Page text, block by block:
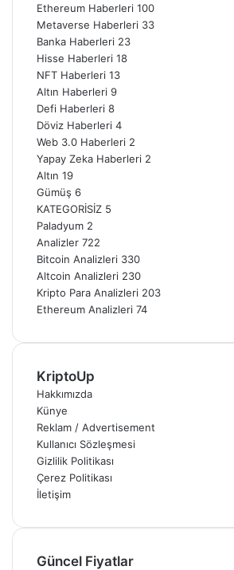
Ethereum Haberleri 100
Metaverse Haberleri 33
Banka Haberleri 23
Hisse Haberleri 18
NFT Haberleri 13
Altın Haberleri 9
Defi Haberleri 8
Döviz Haberleri 4
Web 3.0 Haberleri 2
Yapay Zeka Haberleri 2
Altın 19
Gümüş 6
KATEGORİSİZ 5
Paladyum 2
Analizler 722
Bitcoin Analizleri 330
Altcoin Analizleri 230
Kripto Para Analizleri 203
Ethereum Analizleri 74
KriptoUp
Hakkımızda
Künye
Reklam / Advertisement
Kullanıcı Sözleşmesi
Gizlilik Politikası
Çerez Politikası
İletişim
Güncel Fiyatlar